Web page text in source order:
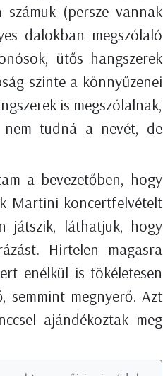
(persze vannak
dalokban megszólaló
ütős hangszerek
szinte a könnyűzenei
is megszólalnak,
tudná a nevét, de
a bevezetőben, hogy
Martini koncertfelvételt
játszik, láthatjuk, hogy
Hirtelen magasra
enélkül is tökéletesen
semmint megnyerő. Azt
ajándékoztak meg